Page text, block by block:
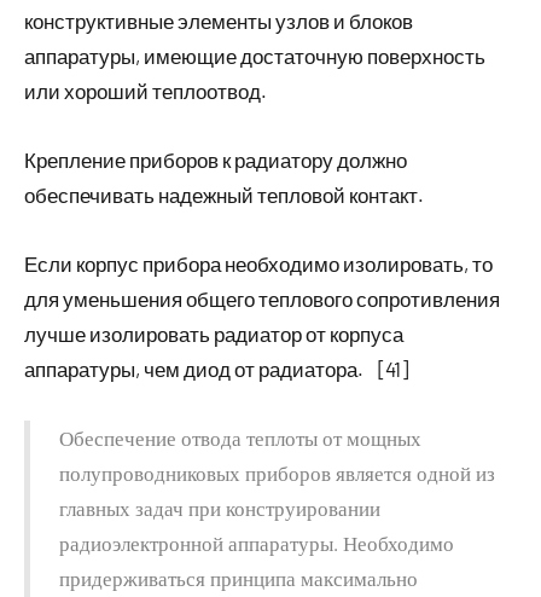
конструктивные элементы узлов и блоков
аппаратуры, имеющие достаточную поверхность
или хороший теплоотвод.
Крепление приборов к радиатору должно
обеспечивать надежный тепловой контакт.
Если корпус прибора необходимо изолировать, то
для уменьшения общего теплового сопротивления
лучше изолировать радиатор от корпуса
аппаратуры, чем диод от радиатора. [41]
Обеспечение отвода теплоты от мощных
полупроводниковых приборов является одной из
главных задач при конструировании
радиоэлектронной аппаратуры. Необходимо
придерживаться принципа максимально